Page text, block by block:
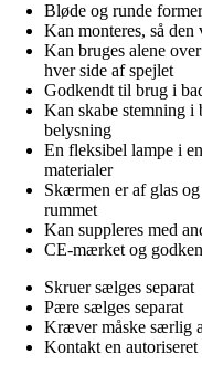
Bløde og runde
Kan monteres, så den
Kan bruges alene
hver side af spejlet
Godkendt til brug i
Kan skabe stemning i
belysning
En fleksibel lampe i
materialer
Skærmen er af glas
rummet
Kan suppleres med
CE-mærket og
Skruer sælges separat
Pære sælges separat
Kræver måske særlig
Kontakt en